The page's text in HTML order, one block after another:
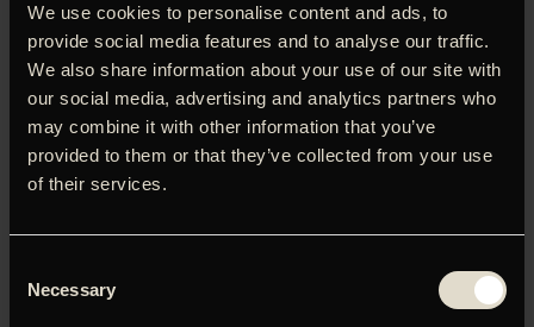
We use cookies to personalise content and ads, to
provide social media features and to analyse our traffic.
We also share information about your use of our site with
our social media, advertising and analytics partners who
may combine it with other information that you’ve
provided to them or that they’ve collected from your use
of their services.
Selection
Necessary
Vi inviterer til en gratis visning af vinderen af ‘Nordisk Film
Bemærk det kræver en billet at deltage i visningen.